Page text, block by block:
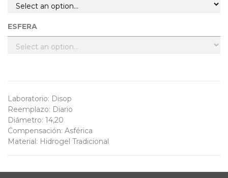
ESFERA
Laboratorio: Disop
Reemplazo: Diario
Diámetro: 14,20
Compensación: Asférica
Material : Hidrogel Tradicional